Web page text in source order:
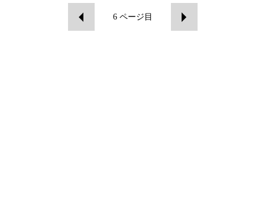
6 ページ目